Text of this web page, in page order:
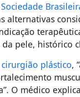
Sociedade
alternativas
pele, histórico
plástico,
O médico